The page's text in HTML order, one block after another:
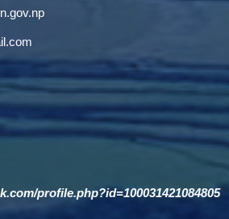
profile.php?id=100031421084805